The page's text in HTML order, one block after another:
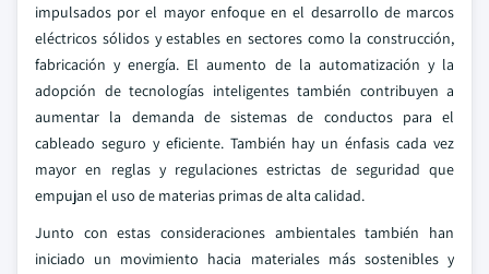
impulsados por el mayor enfoque en el desarrollo de marcos
eléctricos sólidos y estables en sectores como la construcción,
fabricación y energía. El aumento de la automatización y la
adopción de tecnologías inteligentes también contribuyen a
aumentar la demanda de sistemas de conductos para el
cableado seguro y eficiente. También hay un énfasis cada vez
mayor en reglas y regulaciones estrictas de seguridad que
empujan el uso de materias primas de alta calidad.
Junto con estas consideraciones ambientales también han
iniciado un movimiento hacia materiales más sostenibles y